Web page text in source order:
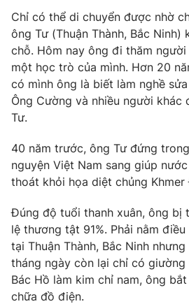
Hậu trường
Nhân vật
Khán giả
Giải sao mai
Giải trí
Điện ảnh
Âm nhạc
Sao
Đời sống
Du lịch
Làm đẹp
Giáo dục
Tuyển sinh
Học trực tuyến
Hitech Công nghệ tương lai
Sản phẩm
Thị trường
Tư vấn
Giao lưu trực tuyến
Lịch phát sóng
Chuyên mục khác
Emagazine
Chỉ có thể di chuyển được nhờ
ông Tư (Thuận Thành, Bắc Ninh)
chỗ. Hôm nay ông đi thăm
một học trò của mình. Hơn 20
có mình ông là biết làm nghề
Ông Cường và nhiều người khác
Tư.
40 năm trước, ông Tư đứng
nguyện Việt Nam sang giúp
thoát khỏi họa diệt chủng Khmer
Đúng độ tuổi thanh xuân, ông bị
lệ thương tật 91%. Phải nằm
tại Thuận Thành, Bắc Ninh
tháng ngày còn lại chỉ có giường
Bác Hồ làm kim chỉ nam, ông
chữa đồ điện.